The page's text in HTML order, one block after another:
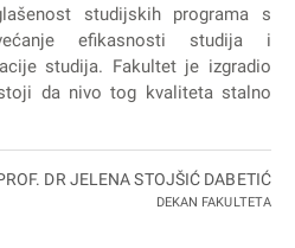
studijskih programa s
efikasnosti studija i
studija. Fakultet je izgradio
da nivo tog kvaliteta stalno
DR JELENA STOJŠIĆ DABETIĆ
DEKAN FAKULTETA